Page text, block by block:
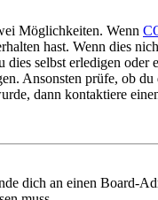
Möglichkeiten. Wenn
hast. Wenn dies
selbst erledigen
Ansonsten prüfe, ob
dann kontaktiere
dich an einen Board-